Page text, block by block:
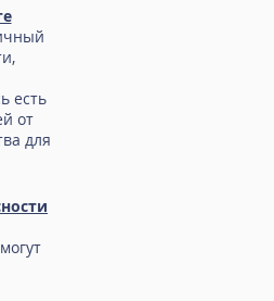
есть
от
для